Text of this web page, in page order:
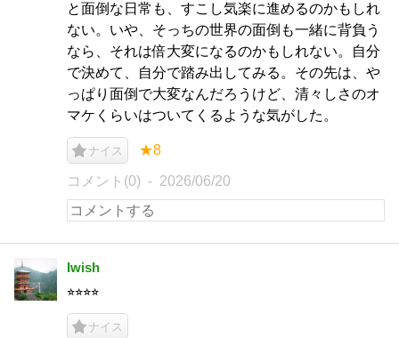
と面倒な日常も、すこし気楽に進めるのかもしれ
ない。いや、そっちの世界の面倒も一緒に背負う
なら、それは倍大変になるのかもしれない。自分
で決めて、自分で踏み出してみる。その先は、や
っぱり面倒で大変なんだろうけど、清々しさのオ
マケくらいはついてくるような気がした。
ナイス ★8
コメント(0) 2026/06/20
Iwish
⭐︎⭐︎⭐︎⭐︎
ナイス